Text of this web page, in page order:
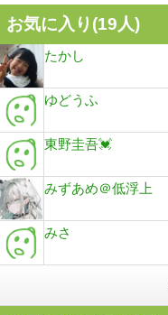
お気に入り(19人)
たかし
ゆどうふ
東野圭吾💓
みずあめ＠低浮上
みさ